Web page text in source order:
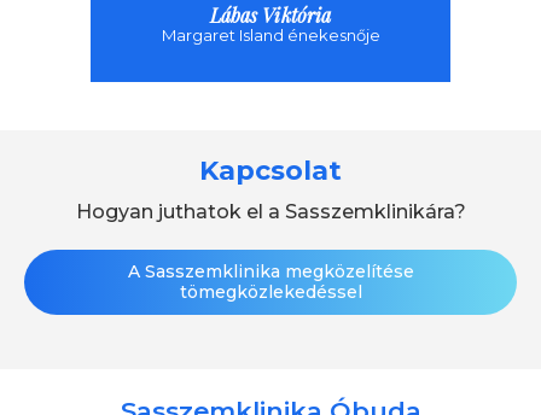
Lábas Viktória
Margaret Island énekesnője
Kapcsolat
Hogyan juthatok el a Sasszemklinikára?
A Sasszemklinika megközelítése
tömegközlekedéssel